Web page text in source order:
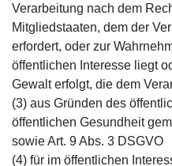
Verarbeitung nach dem
Mitgliedstaaten, dem der
erfordert, oder zur
öffentlichen Interesse liegt
Gewalt erfolgt, die dem
(3) aus Gründen des
öffentlichen Gesundheit
sowie Art. 9 Abs. 3 DSGVO
(4) für im öffentlichen